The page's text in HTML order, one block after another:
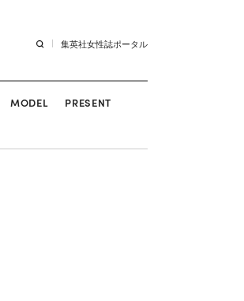
集英社女性誌ポータル
MODEL
PRESENT